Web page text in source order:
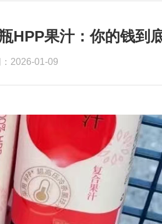
HPP果汁：你的钱到
2026-01-09